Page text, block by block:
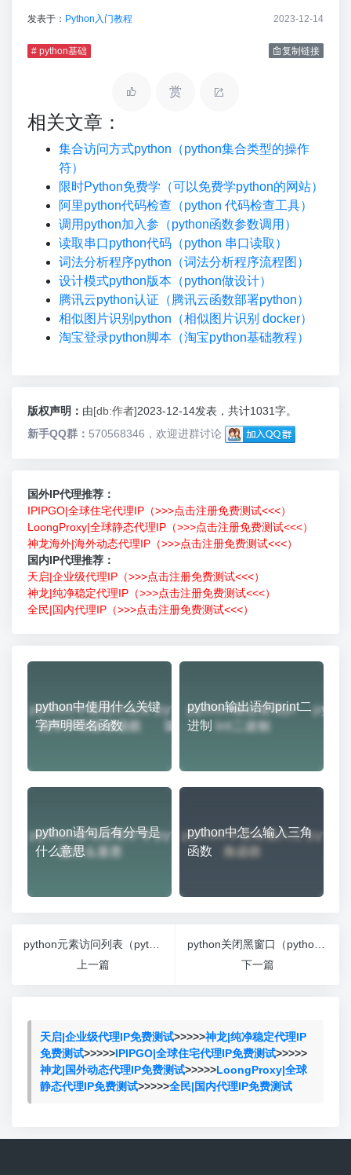
发表于： Python入门教程 2023-12-14
# python基础 复制链接
赏
相关文章：
集合访问方式python（python集合类型的操作
符）
限时Python免费学（可以免费学python的网站）
阿里python代码检查（python 代码检查工具）
调用python加入参（python函数参数调用）
读取串口python代码（python 串口读取）
词法分析程序python（词法分析程序流程图）
设计模式python版本（python做设计）
腾讯云python认证（腾讯云函数部署python）
相似图片识别python（相似图片识别 docker）
淘宝登录python脚本（淘宝python基础教程）
版权声明： 由[db:作者]2023-12-14发表，共计1031字。
新手QQ群： 570568346，欢迎进群讨论
国外IP代理推荐：
IPIPGO|全球住宅代理IP（>>>点击注册免费测试<<<）
LoongProxy|全球静态代理IP（>>>点击注册免费测试<<<）
神龙海外|海外动态代理IP（>>>点击注册免费测试<<<）
国内IP代理推荐：
天启|企业级代理IP（>>>点击注册免费测试<<<）
神龙|纯净稳定代理IP（>>>点击注册免费测试<<<）
全民|国内代理IP（>>>点击注册免费测试<<<）
python中使用什么关键
字声明匿名函数
python输出语句print二
进制
python语句后有分号是
什么意思
python中怎么输入三角
函数
上一篇
下一篇
天启|企业级代理IP免费测试>>>>>神龙|纯净稳定代理IP
免费测试>>>>>IPIPGO|全球住宅代理IP免费测试>>>>>
神龙|国外动态代理IP免费测试>>>>>LoongProxy|全球
静态代理IP免费测试>>>>>全民|国内代理IP免费测试